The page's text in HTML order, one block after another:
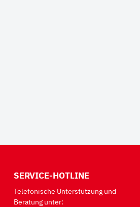
SERVICE-HOTLINE
Telefonische Unterstützung und
Beratung unter: